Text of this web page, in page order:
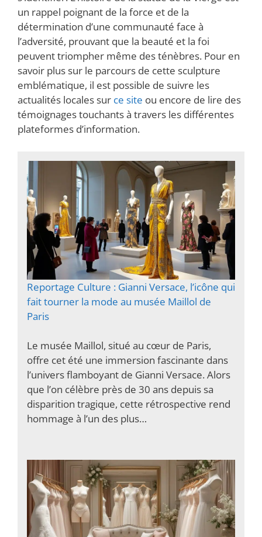
un rappel poignant de la force et de la
détermination d’une communauté face à
l’adversité, prouvant que la beauté et la foi
peuvent triompher même des ténèbres. Pour en
savoir plus sur le parcours de cette sculpture
emblématique, il est possible de suivre les
actualités locales sur ce site ou encore de lire des
témoignages touchants à travers les différentes
plateformes d’information.
Reportage Culture : Gianni Versace, l’icône qui
fait tourner la mode au musée Maillol de
Paris
Le musée Maillol, situé au cœur de Paris,
offre cet été une immersion fascinante dans
l’univers flamboyant de Gianni Versace. Alors
que l’on célèbre près de 30 ans depuis sa
disparition tragique, cette rétrospective rend
hommage à l’un des plus…